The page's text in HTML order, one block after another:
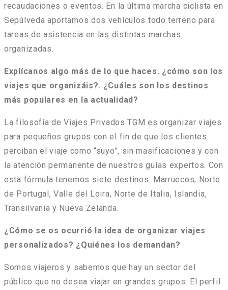
recaudaciones o eventos. En la última marcha ciclista en
Sepúlveda aportamos dos vehículos todo terreno para
tareas de asistencia en las distintas marchas
organizadas.
Explícanos algo más de lo que haces. ¿cómo son los
viajes que organizáis?. ¿Cuáles son los destinos
más populares en la actualidad?
La filosofía de Viajes Privados TGM es organizar viajes
para pequeños grupos con el fin de que los clientes
perciban el viaje como “suyo”, sin masificaciones y con
la atención permanente de nuestros guías expertos. Con
esta fórmula tenemos siete destinos: Marruecos, Norte
de Portugal, Valle del Loira, Norte de Italia, Islandia,
Transilvania y Nueva Zelanda.
¿Cómo se os ocurrió la idea de organizar viajes
personalizados? ¿Quiénes los demandan?
Somos viajeros y sabemos que hay un sector del
público que no desea viajar en grandes grupos. El perfil